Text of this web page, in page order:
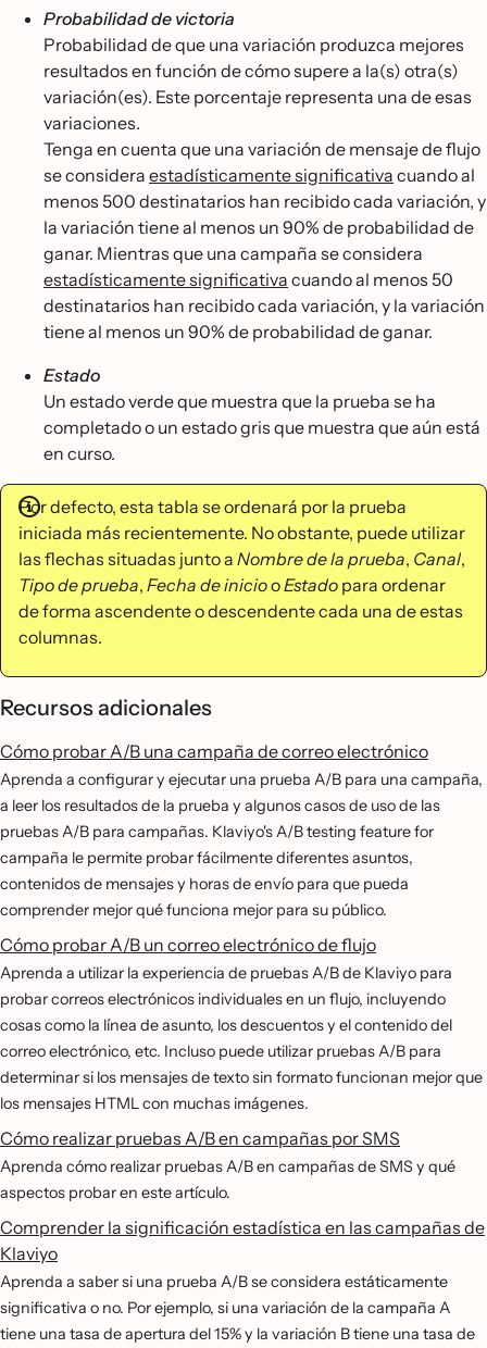
Probabilidad de victoria
Probabilidad de que una variación produzca mejores
resultados en función de cómo supere a la(s) otra(s)
variación(es). Este porcentaje representa una de esas
variaciones.
Tenga en cuenta que una variación de mensaje de flujo
se considera estadísticamente significativa cuando al
menos 500 destinatarios han recibido cada variación, y
la variación tiene al menos un 90% de probabilidad de
ganar. Mientras que una campaña se considera
estadísticamente significativa cuando al menos 50
destinatarios han recibido cada variación, y la variación
tiene al menos un 90% de probabilidad de ganar.
Estado
Un estado verde que muestra que la prueba se ha
completado o un estado gris que muestra que aún está
en curso.
Por defecto, esta tabla se ordenará por la prueba
iniciada más recientemente. No obstante, puede utilizar
las flechas situadas junto a Nombre de la prueba, Canal,
Tipo de prueba, Fecha de iniciooEstado para ordenar
de forma ascendente o descendente cada una de estas
columnas.
Recursos adicionales
Cómo probar A/B una campaña de correo electrónico
Aprenda a configurar y ejecutar una prueba A/B para una campaña,
a leer los resultados de la prueba y algunos casos de uso de las
pruebas A/B para campañas. Klaviyo's A/B testing feature for
campaña le permite probar fácilmente diferentes asuntos,
contenidos de mensajes y horas de envío para que pueda
comprender mejor qué funciona mejor para su público.
Cómo probar A/B un correo electrónico de flujo
Aprenda a utilizar la experiencia de pruebas A/B de Klaviyo para
probar correos electrónicos individuales en un flujo, incluyendo
cosas como la línea de asunto, los descuentos y el contenido del
correo electrónico, etc. Incluso puede utilizar pruebas A/B para
determinar si los mensajes de texto sin formato funcionan mejor que
los mensajes HTML con muchas imágenes.
Cómo realizar pruebas A/B en campañas por SMS
Aprenda cómo realizar pruebas A/B en campañas de SMS y qué
aspectos probar en este artículo.
Comprender la significación estadística en las campañas de
Klaviyo
Aprenda a saber si una prueba A/B se considera estáticamente
significativa o no. Por ejemplo, si una variación de la campaña A
tiene una tasa de apertura del 15% y la variación B tiene una tasa de